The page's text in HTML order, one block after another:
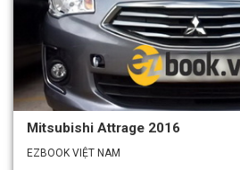
Mitsubishi Attrage 2016
EZBOOK VIỆT NAM